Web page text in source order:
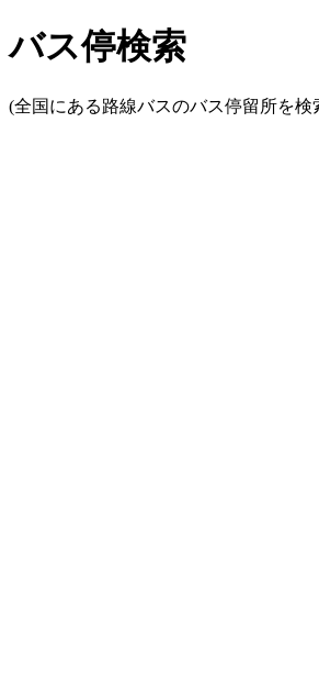
バス停検索
(全国にある路線バスのバス停留所を検